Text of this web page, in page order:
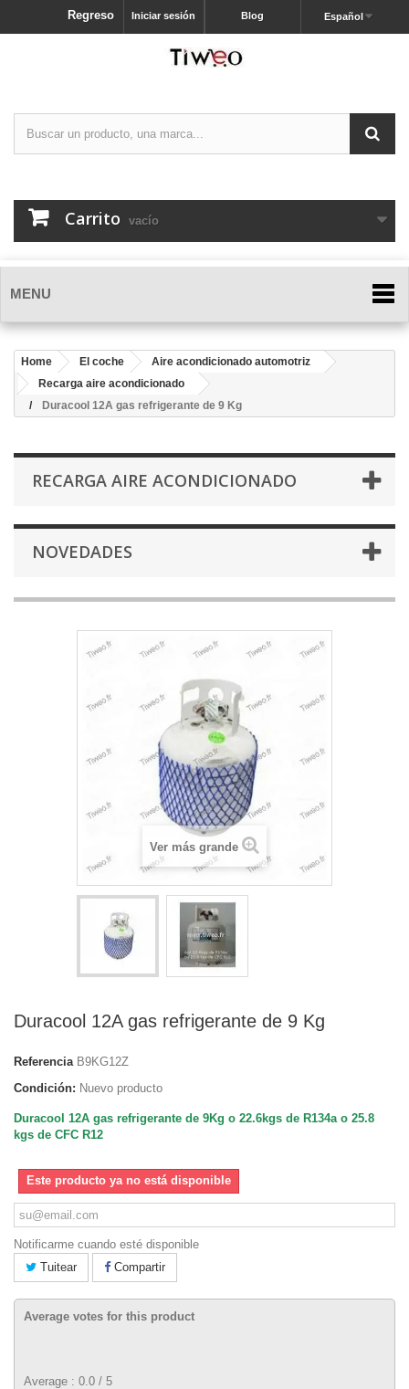
Español
Blog
Iniciar sesión
Regreso
Carrito vacío
MENU
Home El coche
Aire acondicionado automotriz
Recarga aire acondicionado
Duracool 12A gas refrigerante de 9 Kg
RECARGA AIRE ACONDICIONADO
NOVEDADES
Ver más grande
Duracool 12A gas refrigerante de 9 Kg
Referencia B9KG12Z
Condición: Nuevo producto
Duracool 12A gas refrigerante de 9Kg o 22.6kgs de R134a o 25.8
kgs de CFC R12
Este producto ya no está disponible
Notificarme cuando esté disponible
Tuitear
Compartir
Average votes for this product
Average : 0.0 / 5